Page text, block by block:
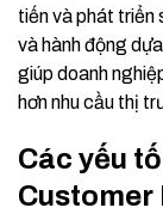
tiến và phát triển
và hành động
giúp doanh
hơn nhu cầu thị
Các yếu
Customer